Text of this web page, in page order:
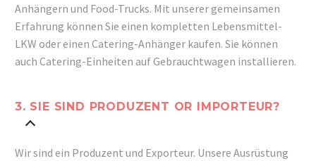
Anhängern und Food-Trucks. Mit unserer gemeinsamen
Erfahrung können Sie einen kompletten Lebensmittel-
LKW oder einen Catering-Anhänger kaufen. Sie können
auch Catering-Einheiten auf Gebrauchtwagen installieren.
3. SIE SIND PRODUZENT OR IMPORTEUR?
Wir sind ein Produzent und Exporteur. Unsere Ausrüstung